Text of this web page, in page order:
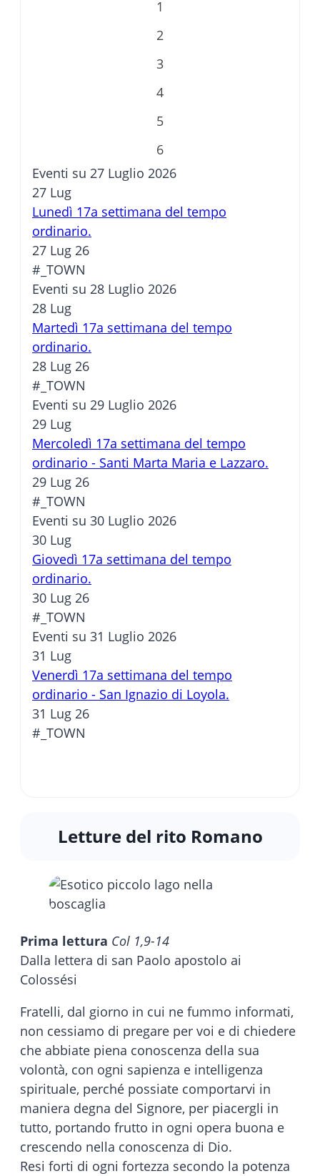
1
2
3
4
5
6
Eventi su 27 Luglio 2026
27 Lug
Lunedì 17a settimana del tempo
ordinario.
27 Lug 26
#_TOWN
Eventi su 28 Luglio 2026
28 Lug
Martedì 17a settimana del tempo
ordinario.
28 Lug 26
#_TOWN
Eventi su 29 Luglio 2026
29 Lug
Mercoledì 17a settimana del tempo
ordinario - Santi Marta Maria e Lazzaro.
29 Lug 26
#_TOWN
Eventi su 30 Luglio 2026
30 Lug
Giovedì 17a settimana del tempo
ordinario.
30 Lug 26
#_TOWN
Eventi su 31 Luglio 2026
31 Lug
Venerdì 17a settimana del tempo
ordinario - San Ignazio di Loyola.
31 Lug 26
#_TOWN
Letture del rito Romano
Prima lettura Col 1,9-14
Dalla lettera di san Paolo apostolo ai
Colossési
Fratelli, dal giorno in cui ne fummo informati,
non cessiamo di pregare per voi e di chiedere
che abbiate piena conoscenza della sua
volontà, con ogni sapienza e intelligenza
spirituale, perché possiate comportarvi in
maniera degna del Signore, per piacergli in
tutto, portando frutto in ogni opera buona e
crescendo nella conoscenza di Dio.
Resi forti di ogni fortezza secondo la potenza